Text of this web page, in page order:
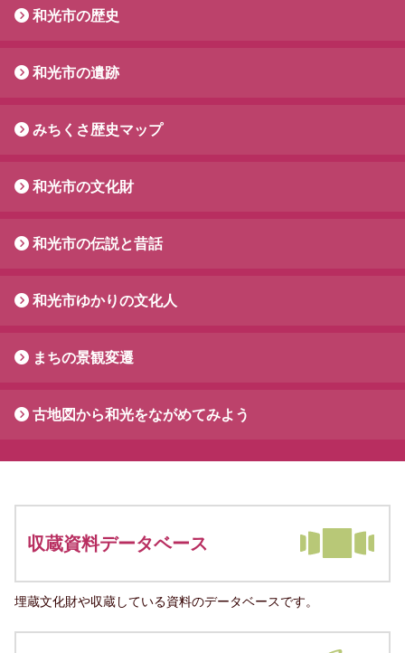
和光市の歴史
和光市の遺跡
みちくさ歴史マップ
和光市の文化財
和光市の伝説と昔話
和光市ゆかりの文化人
まちの景観変遷
古地図から和光をながめてみよう
収蔵資料データベース
埋蔵文化財や収蔵している資料のデータベースです。